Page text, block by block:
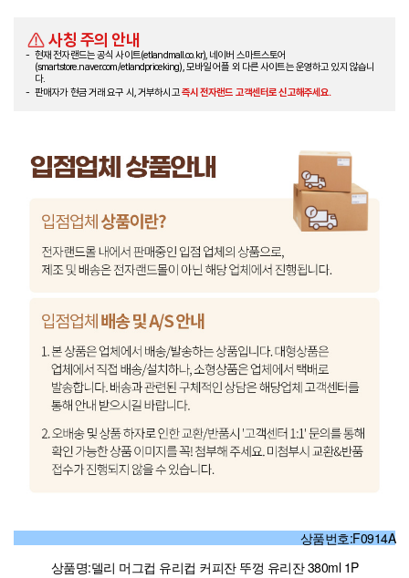
사칭 주의 안내
현재 전자랜드는 공식 사이트(etlandmall.co.kr), 네이버 스마트스토어
(smartstore.naver.com/etlandpriceking), 모바일 어플 외 다른 사이트는 운영하고 있지 않습니
다.
판매자가 현금 거래 요구 시, 거부하시고즉시 전자랜드 고객센터로 신고해주세요.
상품번호:F0914A
상품명:델리 머그컵 유리컵 커피잔 뚜껑 유리잔 380ml 1P